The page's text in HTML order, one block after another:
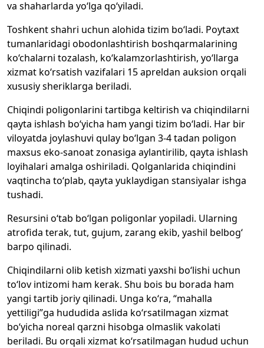
va shaharlarda yo‘lga qo‘yiladi.
Toshkent shahri uchun alohida tizim bo‘ladi. Poytaxt
tumanlaridagi obodonlashtirish boshqarmalarining
ko‘chalarni tozalash, ko‘kalamzorlashtirish, yo‘llarga
xizmat ko‘rsatish vazifalari 15 apreldan auksion orqali
xususiy sheriklarga beriladi.
Chiqindi poligonlarini tartibga keltirish va chiqindilarni
qayta ishlash bo‘yicha ham yangi tizim bo‘ladi. Har bir
viloyatda joylashuvi qulay bo‘lgan 3-4 tadan poligon
maxsus eko-sanoat zonasiga aylantirilib, qayta ishlash
loyihalari amalga oshiriladi. Qolganlarida chiqindini
vaqtincha to‘plab, qayta yuklaydigan stansiyalar ishga
tushadi.
Resursini o‘tab bo‘lgan poligonlar yopiladi. Ularning
atrofida terak, tut, gujum, zarang ekib, yashil belbog‘
barpo qilinadi.
Chiqindilarni olib ketish xizmati yaxshi bo‘lishi uchun
to‘lov intizomi ham kerak. Shu bois bu borada ham
yangi tartib joriy qilinadi. Unga ko‘ra, “mahalla
yettiligi”ga hududida aslida ko‘rsatilmagan xizmat
bo‘yicha noreal qarzni hisobga olmaslik vakolati
beriladi. Bu orqali xizmat ko‘rsatilmagan hudud uchun